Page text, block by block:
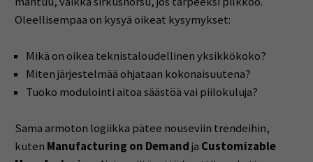
Oleellisempaa on kysyä oikeat kysymykset:
Mikä on oikea teknistaloudellinen yksikkökoko?
Miten järjestelmää ohjataan kokonaisuutena?
Tuoko modulointi aitoa säästöä vai piilokuluja?
Sama armoton logiikka pätee nouseviin trendeihin,
kuten Manufacturing on Demandja Customizable